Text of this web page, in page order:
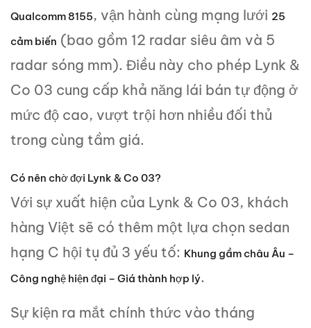
Qualcomm 8155, vận hành cùng mạng lưới 25
cảm biến (bao gồm 12 radar siêu âm và 5
radar sóng mm). Điều này cho phép Lynk &
Co 03 cung cấp khả năng lái bán tự động ở
mức độ cao, vượt trội hơn nhiều đối thủ
trong cùng tầm giá.
Có nên chờ đợi Lynk & Co 03?
Với sự xuất hiện của Lynk & Co 03, khách
hàng Việt sẽ có thêm một lựa chọn sedan
hạng C hội tụ đủ 3 yếu tố: Khung gầm châu Âu –
Công nghệ hiện đại – Giá thành hợp lý.
Sự kiện ra mắt chính thức vào tháng